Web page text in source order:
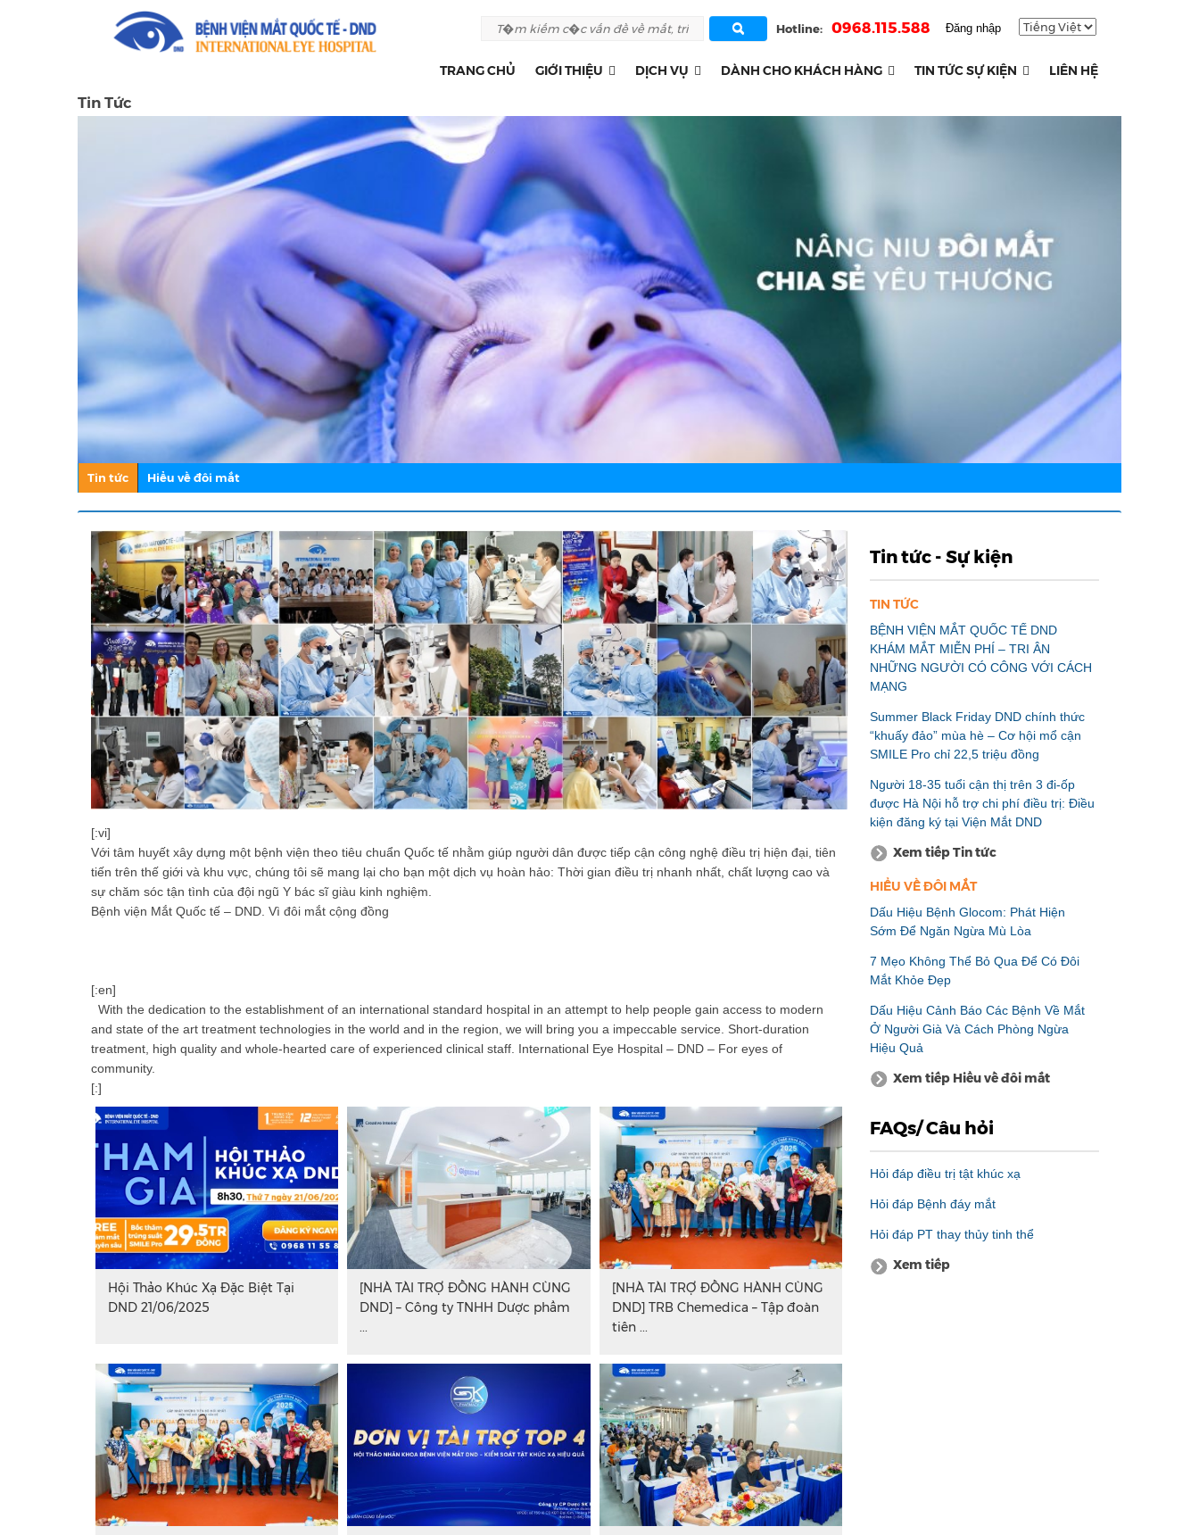
Đăng nhập
Hotline: 0968.115.588
TRANG CHỦ GIỚI THIỆU DỊCH VỤ DÀNH CHO KHÁCH HÀNG TIN TỨC SỰ KIỆN LIÊN HỆ
Tin Tức
Tin tức Hiểu về đôi mắt
[:vi]
Với tâm huyết xây dựng một bệnh viện theo tiêu chuẩn Quốc tế nhằm giúp người dân được tiếp cận công nghệ điều trị hiện đại, tiên
tiến trên thế giới và khu vực, chúng tôi sẽ mang lại cho bạn một dịch vụ hoàn hảo: Thời gian điều trị nhanh nhất, chất lượng cao và
sự chăm sóc tận tình của đội ngũ Y bác sĩ giàu kinh nghiệm.
Bệnh viện Mắt Quốc tế – DND. Vì đôi mắt cộng đồng
[:en]
With the dedication to the establishment of an international standard hospital in an attempt to help people gain access to modern
and state of the art treatment technologies in the world and in the region, we will bring you a impeccable service. Short-duration
treatment, high quality and whole-hearted care of experienced clinical staff. International Eye Hospital – DND – For eyes of
community.
[:]
Hội Thảo Khúc Xạ Đặc Biệt Tại
DND 21/06/2025
[NHÀ TÀI TRỢ ĐỒNG HÀNH CÙNG
DND] – Công ty TNHH Dược phẩm
...
[NHÀ TÀI TRỢ ĐỒNG HÀNH CÙNG
DND] TRB Chemedica – Tập đoàn
tiên ...
Tin tức - Sự kiện
TIN TỨC
BỆNH VIỆN MẮT QUỐC TẾ DND
KHÁM MẮT MIỄN PHÍ – TRI ÂN
NHỮNG NGƯỜI CÓ CÔNG VỚI CÁCH
MẠNG
Summer Black Friday DND chính thức
“khuấy đảo” mùa hè – Cơ hội mổ cận
SMILE Pro chỉ 22,5 triệu đồng
Người 18-35 tuổi cận thị trên 3 đi-ốp
được Hà Nội hỗ trợ chi phí điều trị: Điều
kiện đăng ký tại Viện Mắt DND
Xem tiếp Tin tức
HIỂU VỀ ĐÔI MẮT
Dấu Hiệu Bệnh Glocom: Phát Hiện
Sớm Để Ngăn Ngừa Mù Lòa
7 Mẹo Không Thể Bỏ Qua Để Có Đôi
Mắt Khỏe Đẹp
Dấu Hiệu Cảnh Báo Các Bệnh Về Mắt
Ở Người Già Và Cách Phòng Ngừa
Hiệu Quả
Xem tiếp Hiểu về đôi mắt
FAQs/ Câu hỏi
Hỏi đáp điều trị tật khúc xạ
Hỏi đáp Bệnh đáy mắt
Hỏi đáp PT thay thủy tinh thể
Xem tiếp